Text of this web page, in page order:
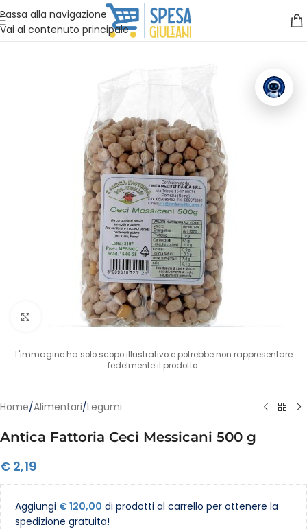
Passa alla navigazione
Vai al contenuto principale
Vuoi assistenza?Clicca qui e ti richiamiamo noi
Clicca per ingrandire
L'immagine ha solo scopo illustrativo e potrebbe non rappresentare
fedelmente il prodotto.
Home/Alimentari/Legumi
Antica Fattoria Ceci Messicani 500 g
€ 2,19
Aggiungi €120,00 di prodotti al carrello per ottenere la
spedizione gratuita!